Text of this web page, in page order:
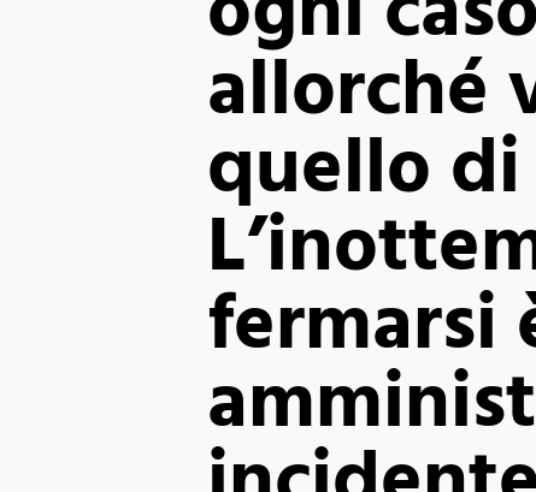
allorché
quello
fermarsi